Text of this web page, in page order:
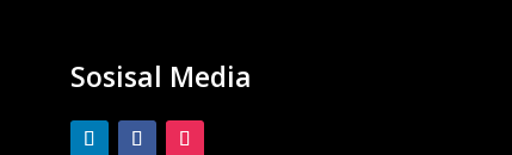
Sosisal Media